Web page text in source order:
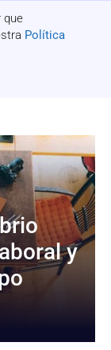
que
Política
y